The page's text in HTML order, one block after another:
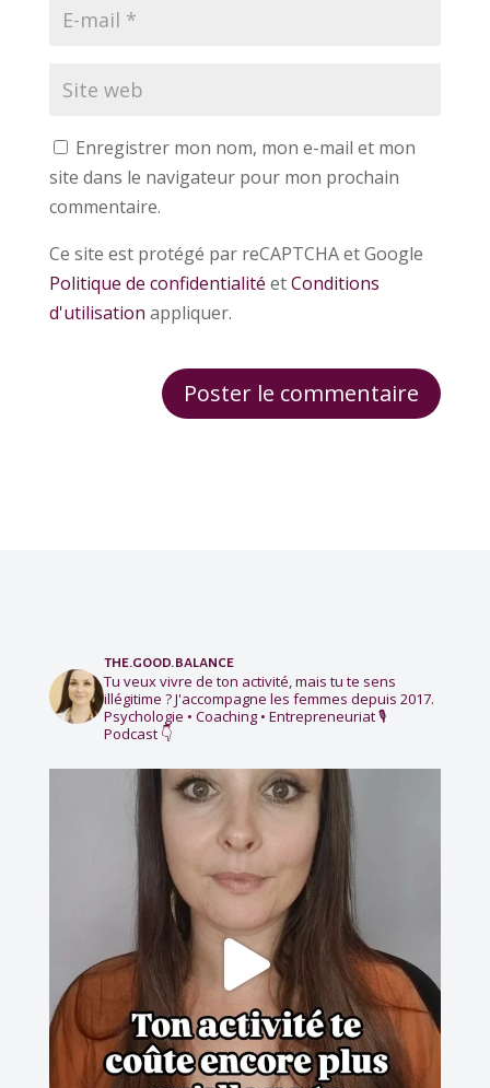
Enregistrer mon nom, mon e-mail et mon
site dans le navigateur pour mon prochain
commentaire.
Ce site est protégé par reCAPTCHA et Google
Politique de confidentialité etConditions
d'utilisation appliquer.
the.good.balance
Tu veux vivre de ton activité, mais tu te sens
illégitime ?J'accompagne les femmes depuis 2017.
Psychologie • Coaching • Entrepreneuriat🎙️
Podcast 👇